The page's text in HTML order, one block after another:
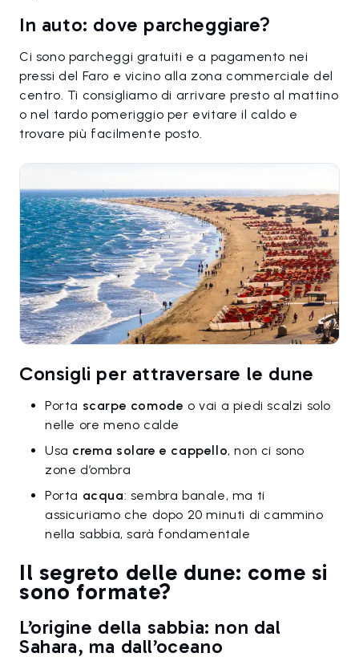
In auto: dove parcheggiare?
Ci sono parcheggi gratuiti e a pagamento nei
pressi del Faro e vicino alla zona commerciale del
centro. Ti consigliamo di arrivare presto al mattino
o nel tardo pomeriggio per evitare il caldo e
trovare più facilmente posto.
Consigli per attraversare le dune
Porta scarpe comode o vai a piedi scalzi solo
nelle ore meno calde
Usa crema solare e cappello, non ci sono
zone d’ombra
Porta acqua: sembra banale, ma ti
assicuriamo che dopo 20 minuti di cammino
nella sabbia, sarà fondamentale
Il segreto delle dune: come si
sono formate?
L’origine della sabbia: non dal
Sahara, ma dall’oceano